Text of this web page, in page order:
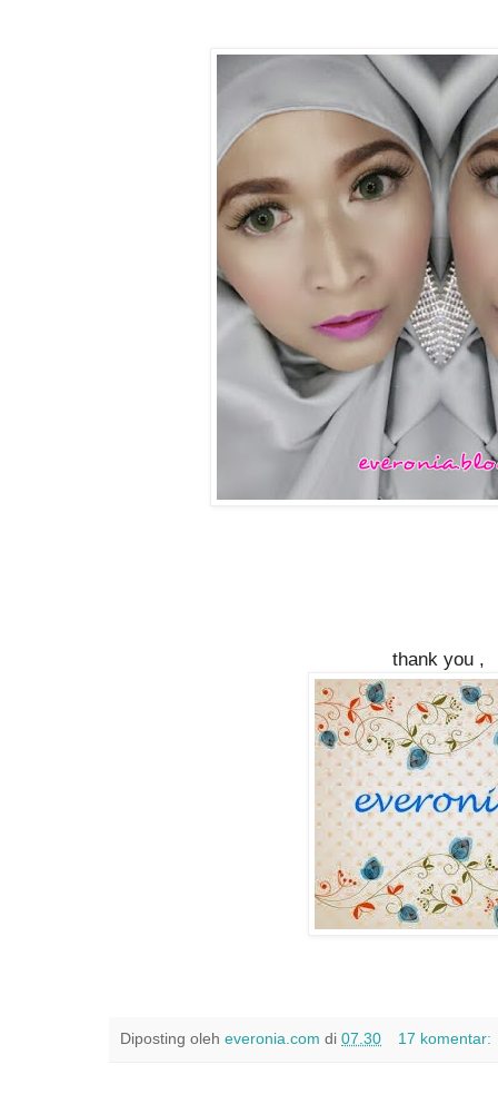
thank you ,
Diposting oleh everonia.com di 07.30 17 komentar: